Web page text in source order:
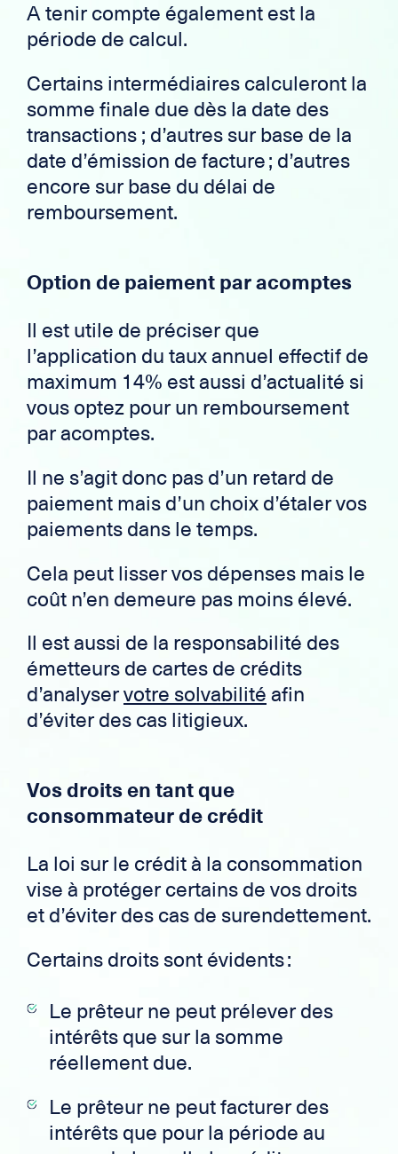
A tenir compte également est la
période de calcul.
Certains intermédiaires calculeront la
somme finale due dès la date des
transactions ; d’autres sur base de la
date d’émission de facture ; d’autres
encore sur base du délai de
remboursement.
Option de paiement par acomptes
Il est utile de préciser que
l’application du taux annuel effectif de
maximum 14% est aussi d’actualité si
vous optez pour un remboursement
par acomptes.
Il ne s’agit donc pas d’un retard de
paiement mais d’un choix d’étaler vos
paiements dans le temps.
Cela peut lisser vos dépenses mais le
coût n’en demeure pas moins élevé.
Il est aussi de la responsabilité des
émetteurs de cartes de crédits
d’analyservotre solvabilité afin
d’éviter des cas litigieux.
Vos droits en tant que
consommateur de crédit
La loi sur le crédit à la consommation
vise à protéger certains de vos droits
et d’éviter des cas de surendettement.
Certains droits sont évidents :
Le prêteur ne peut prélever des
intérêts que sur la somme
réellement due.
Le prêteur ne peut facturer des
intérêts que pour la période au